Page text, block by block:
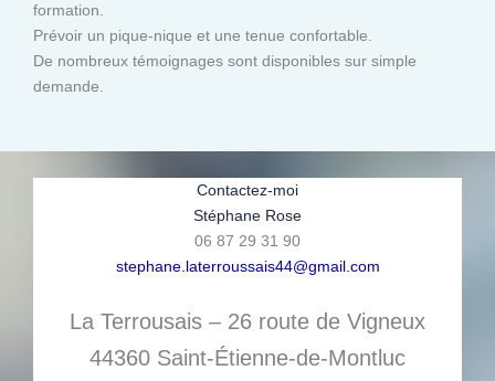
formation.
Prévoir un pique-nique et une tenue confortable.
De nombreux témoignages sont disponibles sur simple
demande.
Contactez-moi
Stéphane Rose
06 87 29 31 90
stephane.laterroussais44@gmail.com
La Terrousais – 26 route de Vigneux
44360 Saint-Étienne-de-Montluc